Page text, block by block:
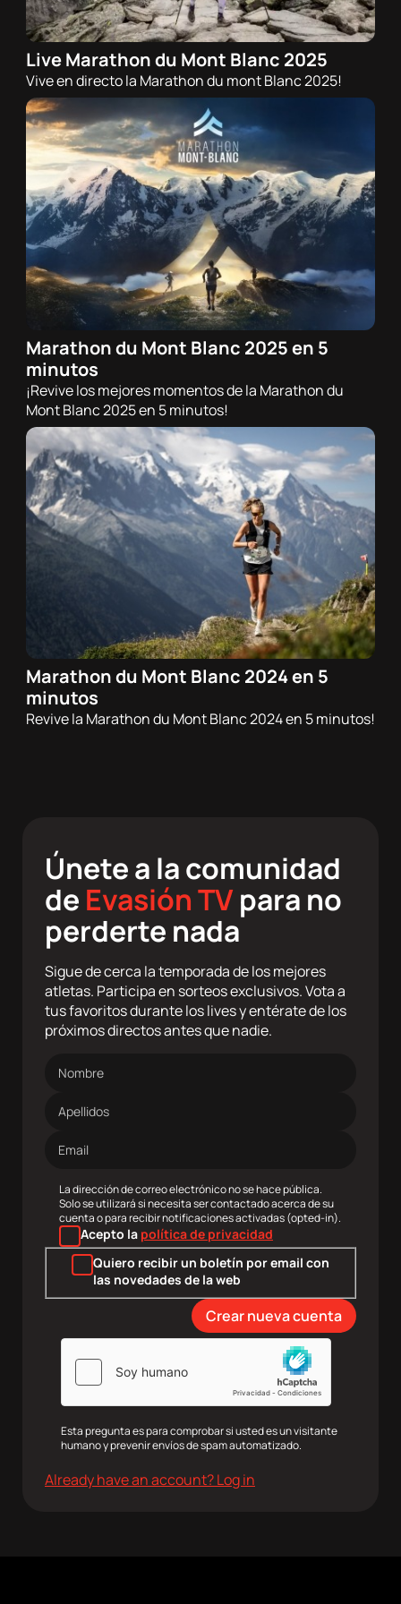
29/06/2025 - 07:00h
Trail
Live Marathon du Mont Blanc 2025
Vive en directo la Marathon du mont Blanc 2025!
30/06/2025 - 20:00h
Trail
Marathon du Mont Blanc 2025 en 5
minutos
¡Revive los mejores momentos de la Marathon du
Mont Blanc 2025 en 5 minutos!
18/12/2024 - 20:00h
Trail
Marathon du Mont Blanc 2024 en 5
minutos
Revive la Marathon du Mont Blanc 2024 en 5 minutos!
Únete a la comunidad
de Evasión TVpara no
perderte nada
Sigue de cerca la temporada de los mejores
atletas. Participa en sorteos exclusivos. Vota a
tus favoritos durante los lives y entérate de los
próximos directos antes que nadie.
de
electrónico
La dirección de correo electrónico no se hace pública.
Solo se utilizará si necesita ser contactado acerca de su
cuenta o para recibir notificaciones activadas (opted-in).
Acepto la política de privacidad
Quiero recibir un boletín por email con
las novedades de la web
Esta pregunta es para comprobar si usted es un visitante
humano y prevenir envíos de spam automatizado.
Already have an account? Log in
TwitterYoutube